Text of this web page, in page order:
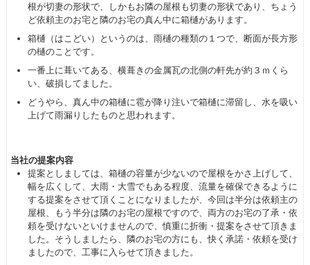
根が切妻の形状で、しかもお隣の屋根も切妻の形状であり、ちょう
ど依頼主のお宅と隣のお宅の真ん中に箱樋があります。
箱樋（はこどい）というのは、雨樋の種類の１つで、断面が長方形
の樋のことです。
一番上に葺いてある、横葺きの金属瓦の北側の軒先が約３ｍくら
い、破損してました。
どうやら、真ん中の箱樋に雹が降り注いで箱樋に滞留し、水を吸い
上げて雨漏りしたものと思われます。
当社の提案内容
提案としましては、箱樋の容量が少ないので屋根をかさ上げして、
幅を広くして、大雨・大雪でもある程度、流量を確保できるように
する提案をさせて頂くことになりましたが、今回は半分は依頼主の
屋根、もう半分は隣のお宅の屋根ですので、両方のお宅の了承・依
頼を受けないといけませんので、慎重に折衝・提案をさせて頂きま
した。そうしましたら、隣のお宅の方にも、快く承諾・依頼を受け
ましたので、工事に入らせて頂きました。